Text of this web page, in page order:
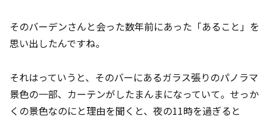
そのバーデンさんと会った数年前にあった「あること」を
思い出したんですね。
それはっていうと、そのバーにあるガラス張りのパノラマ
景色の一部、カーテンがしたまんまになっていて。せっか
くの景色なのにと理由を聞くと、夜の11時を過ぎると